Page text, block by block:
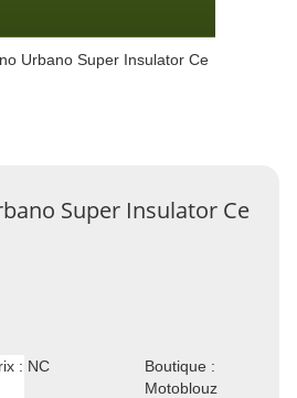
Urbano Super Insulator Ce
Super Insulator Ce
: NC
Boutique :
Motoblouz